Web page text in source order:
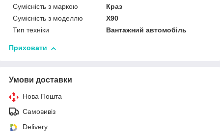
Сумісність з маркою
Краз
Сумісність з моделлю
X90
Тип техніки
Вантажний автомобіль
Приховати
Умови доставки
Нова Пошта
Самовивіз
Delivery